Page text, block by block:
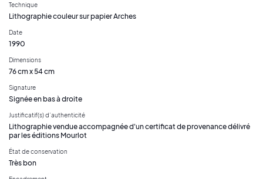
Technique
Lithographie couleur sur papier Arches
Date
1990
Dimensions
76 cm x 54 cm
Signature
Signée en bas à droite
Justificatif(s) d’authenticité
Lithographie vendue accompagnée d'un certificat de provenance délivré
par les éditions Mourlot
État de conservation
Très bon